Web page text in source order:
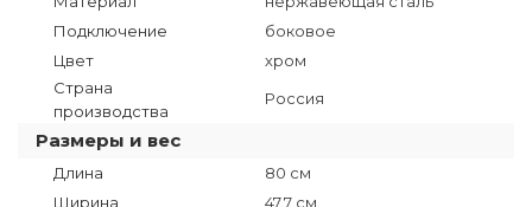
Подключение
боковое
Цвет
хром
Страна
производства
Россия
Размеры и вес
Длина
80 см
Ширина
47.7 см